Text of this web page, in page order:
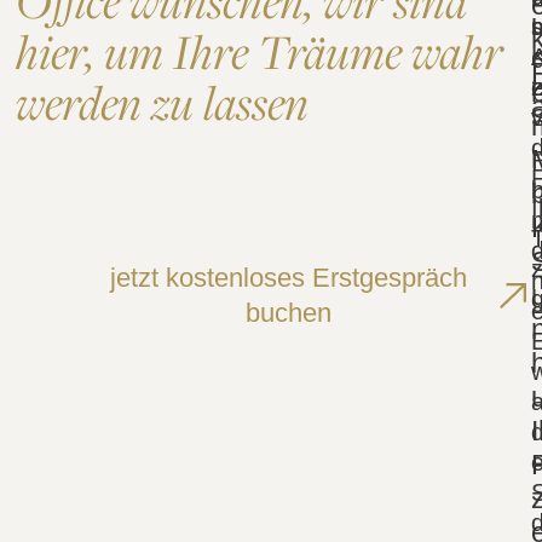
hier, um Ihre Träume wahr
werden zu lassen
jetzt kostenloses Erstgespräch
buchen